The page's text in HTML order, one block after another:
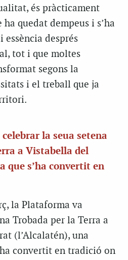
és pràcticament
quedat dempeus i s’ha
després
tot i que moltes
segons la
i el treball que ja
la seua setena
a Vistabella del
que s’ha convertit en
la Plataforma va
Trobada per la Terra a
(l’Alcalatén), una
convertit en tradició on